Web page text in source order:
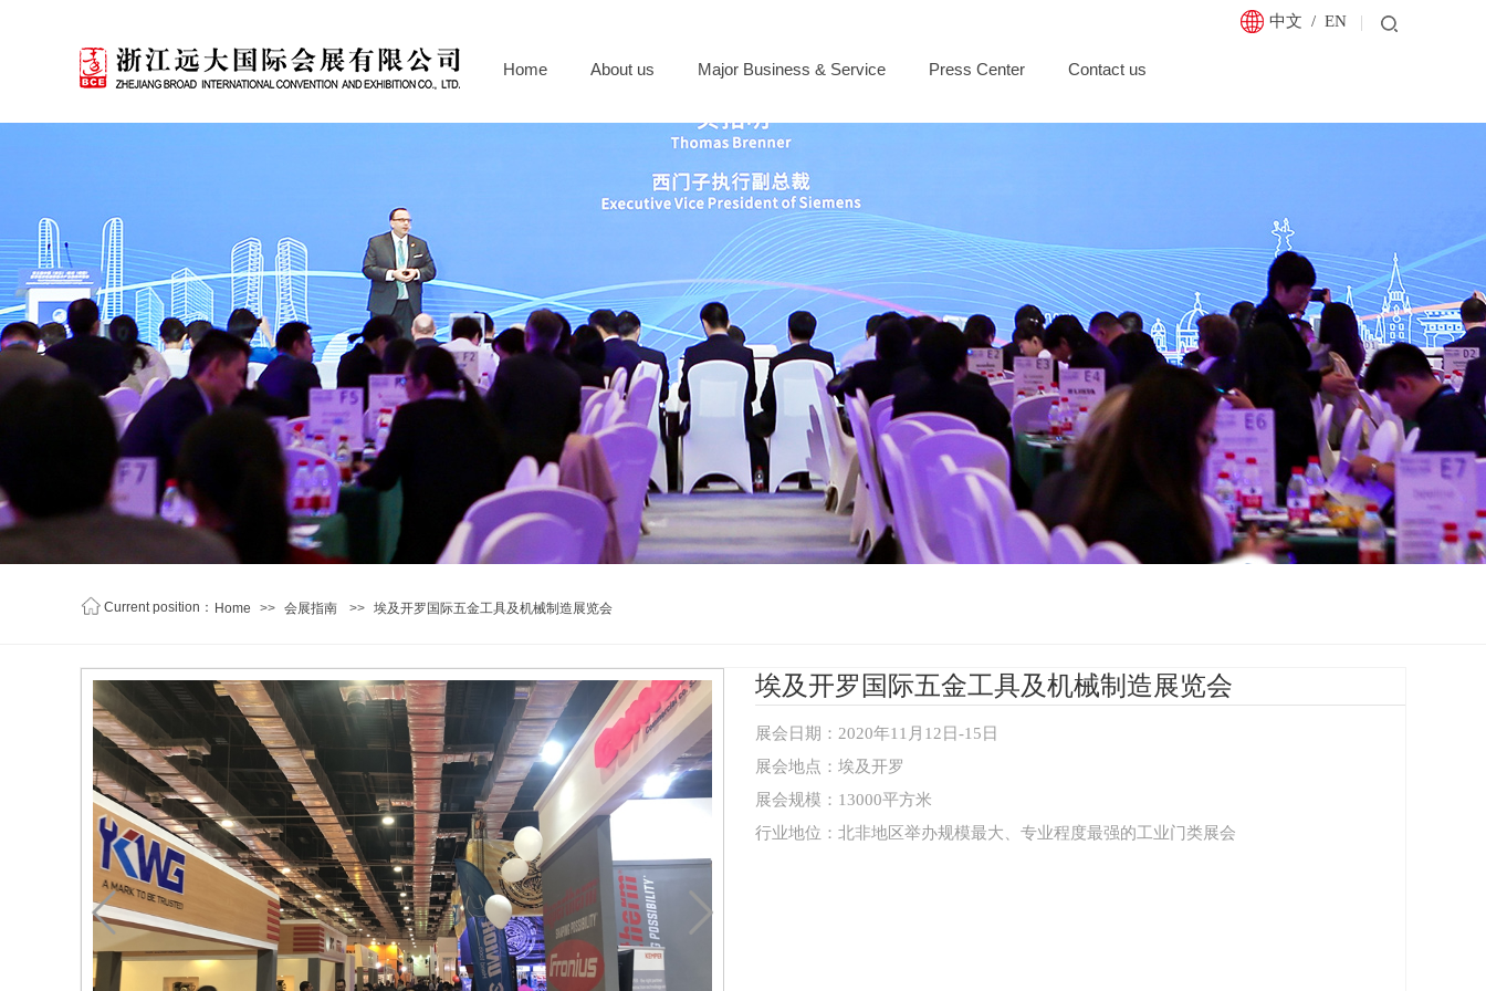
Home About us Major Business & Service Press Center Contact us
中文 / EN
Home >> 会展指南 >> 埃及开罗国际五金工具及机械制造展览会
Current position ：
埃及开罗国际五金工具及机械制造展览会
展会日期：2020年11月12日-15日
展会地点：埃及开罗
展会规模：13000平方米
行业地位：北非地区举办规模最大、专业程度最强的工业门类展会